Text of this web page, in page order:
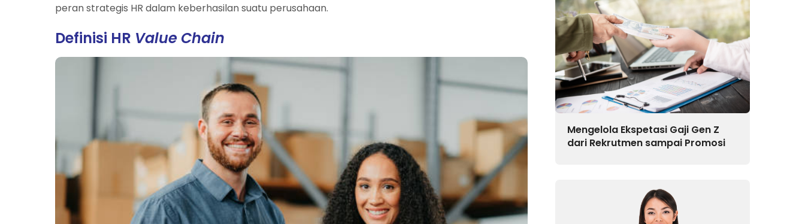
peran strategis HR dalam keberhasilan suatu perusahaan.
Definisi HR Value Chain
Mengelola Ekspetasi Gaji Gen Z
dari Rekrutmen sampai Promosi